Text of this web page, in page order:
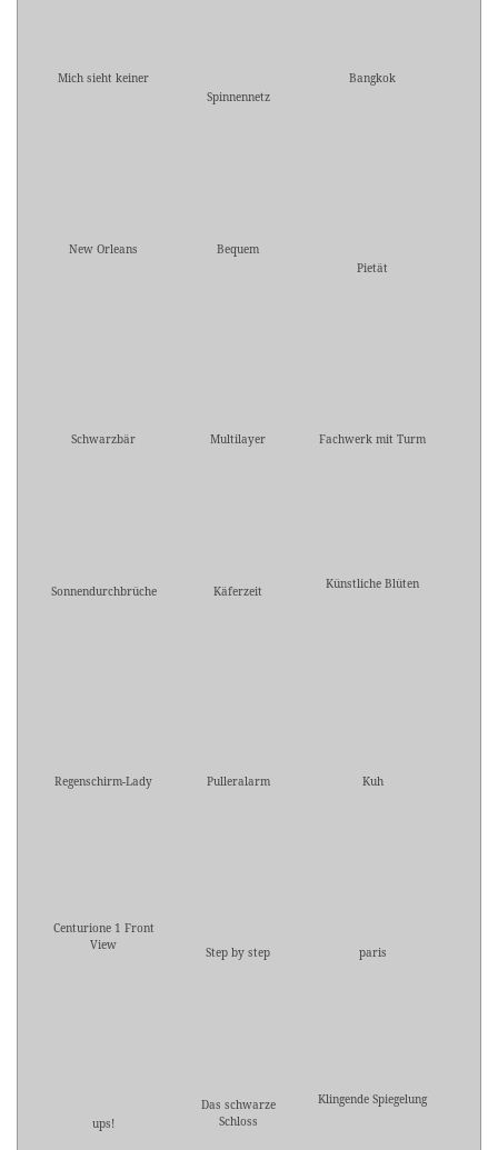
Mich sieht keiner
Spinnennetz
Bangkok
New Orleans
Bequem
Pietät
Schwarzbär Multilayer Fachwerk mit Turm
Sonnendurchbrüche Käferzeit Künstliche Blüten
Regenschirm-Lady Pulleralarm Kuh
Centurione 1 Front
View
Step by step paris
ups!
Das schwarze
Schloss
Klingende Spiegelung